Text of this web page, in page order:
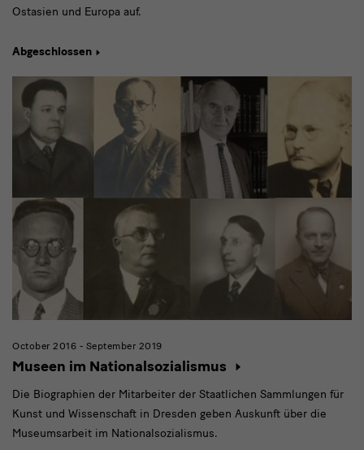
Ostasien und Europa auf.
Abgeschlossen
October 2016 - September 2019
Museen im Nationalsozialismus
Die Biographien der Mitarbeiter der Staatlichen Sammlungen für
Kunst und Wissenschaft in Dresden geben Auskunft über die
Museumsarbeit im Nationalsozialismus.